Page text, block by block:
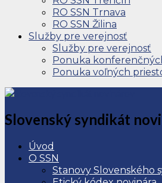
RO SSN Trnava
RO SSN Žilina
Služby pre verejnosť
Služby pre verejnosť
Ponuka
Ponuka voľných
Slovenský syndikát
Úvod
O SSN
Stanovy Slovenského